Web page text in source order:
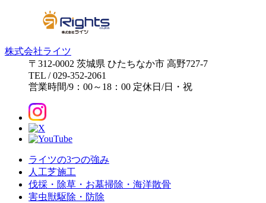
株式会社ライツ
〒312-0002 茨城県 ひたちなか市 高野727-7
TEL / 029-352-2061
営業時間/9：00～18：00 定休日 /日・祝
ライツの3つの強み
人工芝施工
伐採・除草・お墓掃除・海洋散骨
害虫獣駆除・防除